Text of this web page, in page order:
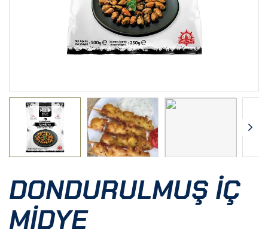
DONDURULMUŞ İÇ
MIDYE